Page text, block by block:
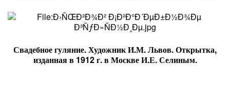
Свадебное гуляние. Художник И.М. Львов. Открытка,
изданная в 1912 г. в Москве И.Е. Селиным.